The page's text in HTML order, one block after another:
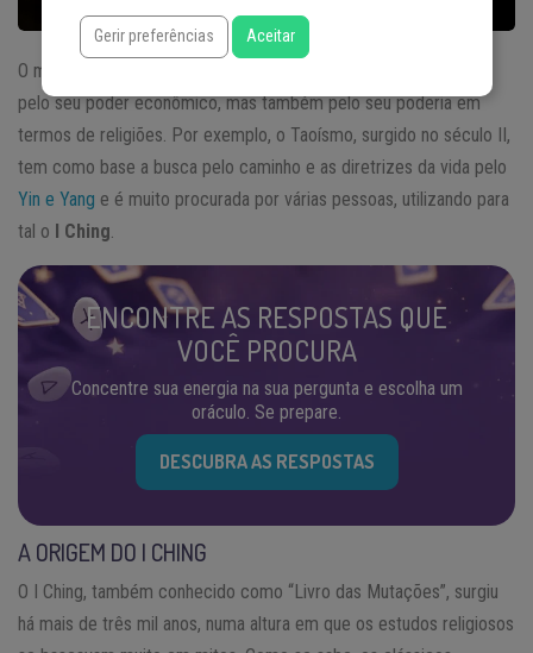
O mundo oriental não atrai apenas a atenção do resto do mundo
pelo seu poder econômico, mas também pelo seu poderia em
termos de religiões. Por exemplo, o Taoísmo, surgido no século II,
tem como base a busca pelo caminho e as diretrizes da vida pelo
Yin e Yang e é muito procurada por várias pessoas, utilizando para
tal o I Ching
ENCONTRE AS RESPOSTAS QUE
VOCÊ PROCURA
Concentre sua energia na sua pergunta e escolha um
oráculo. Se prepare.
DESCUBRA AS RESPOSTAS
A ORIGEM DO I CHING
O I Ching, também conhecido como “Livro das Mutações”, surgiu
há mais de três mil anos, numa altura em que os estudos religiosos
Gerir preferências Aceitar